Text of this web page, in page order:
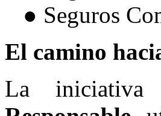
● Seguros
El camino
La